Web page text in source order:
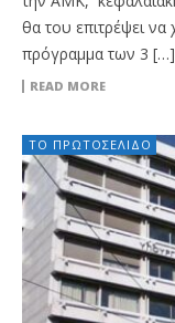
θα του επιτρέψει να
πρόγραμμα των 3 […]
READ MORE
ΤΟ ΠΡΩΤΟΣΈΛΙΔΟ